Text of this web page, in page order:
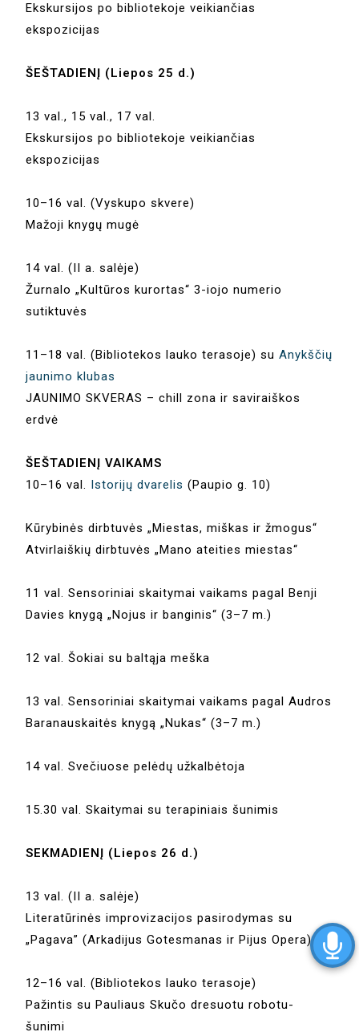
Ekskursijos po bibliotekoje veikiančias
ekspozicijas
ŠEŠTADIENĮ (Liepos 25 d.)
13 val., 15 val., 17 val.
Ekskursijos po bibliotekoje veikiančias
ekspozicijas
10–16 val. (Vyskupo skvere)
Mažoji knygų mugė
14 val. (II a. salėje)
Žurnalo „Kultūros kurortas“ 3-iojo numerio
sutiktuvės
11–18 val. (Bibliotekos lauko terasoje) suAnykščių
jaunimo klubas
JAUNIMO SKVERAS – chill zona ir saviraiškos
erdvė
ŠEŠTADIENĮ VAIKAMS
10–16 val. Istorijų dvarelis (Paupio g. 10)
Kūrybinės dirbtuvės „Miestas, miškas ir žmogus“
Atvirlaiškių dirbtuvės „Mano ateities miestas“
11 val. Sensoriniai skaitymai vaikams pagal Benji
Davies knygą „Nojus ir banginis“ (3–7 m.)
12 val. Šokiai su baltąja meška
13 val. Sensoriniai skaitymai vaikams pagal Audros
Baranauskaitės knygą „Nukas“ (3–7 m.)
14 val. Svečiuose pelėdų užkalbėtoja
15.30 val. Skaitymai su terapiniais šunimis
SEKMADIENĮ (Liepos 26 d.)
13 val. (II a. salėje)
Literatūrinės improvizacijos pasirodymas su
„Pagava” (Arkadijus Gotesmanas ir Pijus Opera)
12–16 val. (Bibliotekos lauko terasoje)
Pažintis su Pauliaus Skučo dresuotu robotu-
šunimi